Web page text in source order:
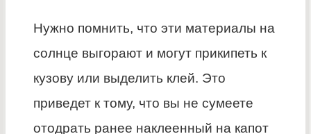
Нужно помнить, что эти материалы на
солнце выгорают и могут прикипеть к
кузову или выделить клей. Это
приведет к тому, что вы не сумеете
отодрать ранее наклеенный на капот